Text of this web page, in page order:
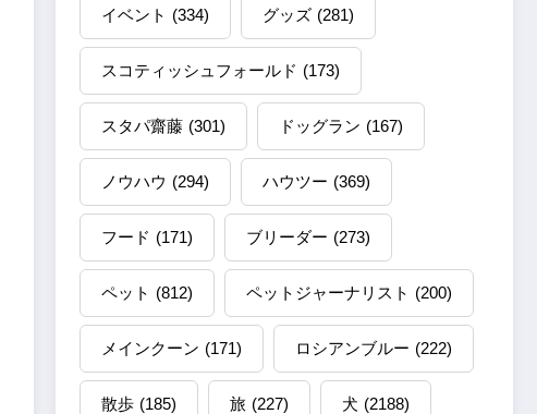
イベント (334) グッズ (281)
スコティッシュフォールド (173)
スタパ齋藤 (301) ドッグラン (167)
ノウハウ (294) ハウツー (369)
フード (171) ブリーダー (273)
ペット (812) ペットジャーナリスト (200)
メインクーン (171) ロシアンブルー (222)
散歩 (185) 旅 (227) 犬 (2188)